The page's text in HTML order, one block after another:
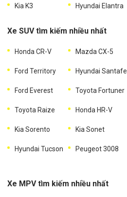
Kia K3 Hyundai Elantra
Xe SUV tìm kiếm nhiều nhất
Honda CR-V Mazda CX-5
Ford Territory Hyundai Santafe
Ford Everest Toyota Fortuner
Toyota Raize Honda HR-V
Kia Sorento Kia Sonet
Hyundai Tucson Peugeot 3008
Xe MPV tìm kiếm nhiều nhất